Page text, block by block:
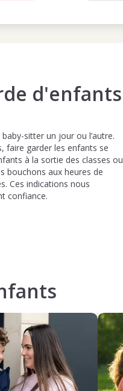
d'enfants
sitter un jour ou l’autre.
faire garder les enfants se
à la sortie des classes ou
bouchons aux heures de
Ces indications nous
confiance.